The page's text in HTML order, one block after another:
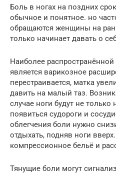
Боль в ногах на поздних
обычное и понятное. но
обращаются женщины на
только начинает давать о
Наиболее
является варикозное
перестраивается, матка
давить на малый таз.
случае ноги будут не только
появиться судороги и
облегчения боли нужно
отдыхать, подняв ноги
компрессионное бельё и
Тянущие боли могут